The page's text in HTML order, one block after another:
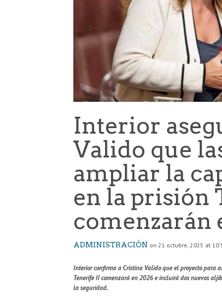
Interior
Valido que
ampliar la
en la prisión
comenzarán
ADMINISTRACIÓN on 21 octubre, 2025 at
Interior confirma a Cristina Valido que el proyecto para
Tenerife II comenzará en 2026 e incluirá dos nuevos
la seguridad.